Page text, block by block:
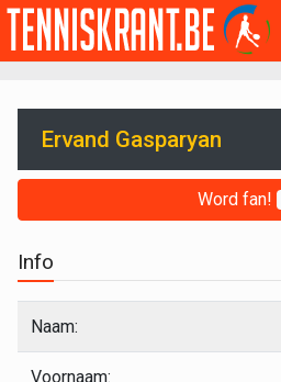
Ervand Gasparyan
Word fan!
Info
Naam:
Voornaam: